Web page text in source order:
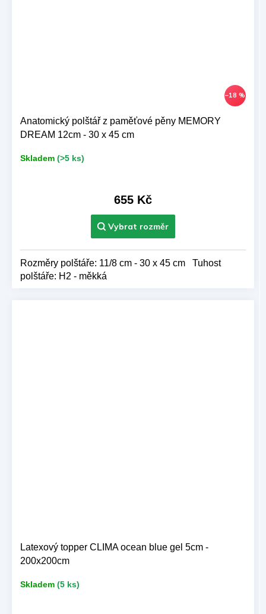
–18 %
Anatomický polštář z paměťové pěny MEMORY
DREAM 12cm - 30 x 45 cm
Skladem (>5 ks)
655 Kč
Rozměry polštáře: 11/8 cm - 30 x 45 cm Tuhost
polštáře: H2 - měkká
Latexový topper CLIMA ocean blue gel 5cm -
200x200cm
Skladem (5 ks)